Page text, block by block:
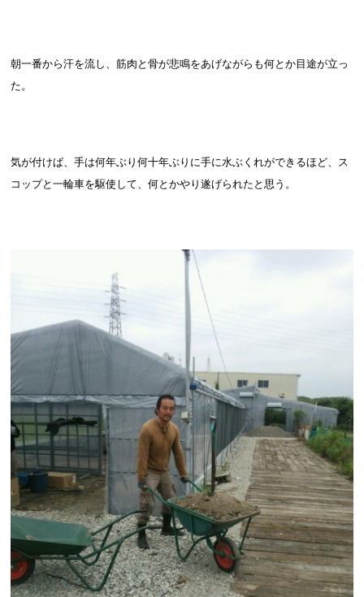
朝一番から汗を流し、筋肉と骨が悲鳴をあげながらも何とか目途が立っ
た。
気が付けば、手は何年ぶり何十年ぶりに手に水ぶくれができるほど、ス
コップと一輪車を駆使して、何とかやり遂げられたと思う。